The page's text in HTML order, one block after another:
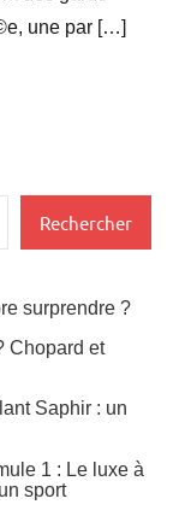
une par […]
Rechercher
surprendre ?
Chopard et
Saphir : un
1 : Le luxe à
sport